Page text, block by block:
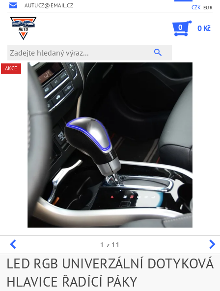
AUTUCZ@EMAIL.CZ CZK EUR
0 0 Kč
AKCE
1 z 11
LED RGB UNIVERZÁLNÍ DOTYKOVÁ
HLAVICE ŘADÍCÍ PÁKY